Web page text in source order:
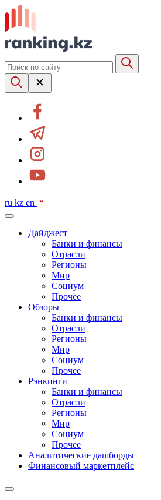
ru kz en
Дайджест
Банки и финансы
Отрасли
Регионы
Мир
Социум
Прочее
Обзоры
Банки и финансы
Отрасли
Регионы
Мир
Социум
Прочее
Рэнкинги
Банки и финансы
Отрасли
Регионы
Мир
Социум
Прочее
Аналитические дашборды
Финансовый маркетплейс